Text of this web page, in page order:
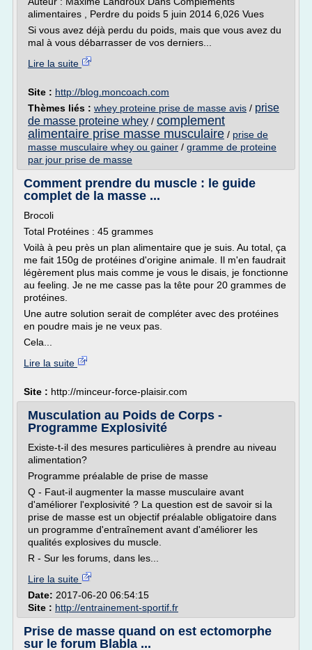
alimentaires , Perdre du poids 5 juin 2014 6,026 Vues
Si vous avez déjà perdu du poids, mais que vous avez du
mal à vous débarrasser de vos derniers...
Lire la suite
Site : http://blog.moncoach.com
Thèmes liés : whey proteine prise de masse avis / prise
de masse proteine whey / complement
alimentaire prise masse musculaire / prise de
masse musculaire whey ou gainer / gramme de proteine
par jour prise de masse
Comment prendre du muscle : le guide
complet de la masse ...
Brocoli
Total Protéines : 45 grammes
Voilà à peu près un plan alimentaire que je suis. Au total, ça
me fait 150g de protéines d'origine animale. Il m'en faudrait
légèrement plus mais comme je vous le disais, je fonctionne
au feeling. Je ne me casse pas la tête pour 20 grammes de
protéines.
Une autre solution serait de compléter avec des protéines
en poudre mais je ne veux pas.
Cela...
Lire la suite
Site : http://minceur-force-plaisir.com
Musculation au Poids de Corps -
Programme Explosivité
Existe-t-il des mesures particulières à prendre au niveau
alimentation?
Programme préalable de prise de masse
Q - Faut-il augmenter la masse musculaire avant
d'améliorer l'explosivité ? La question est de savoir si la
prise de masse est un objectif préalable obligatoire dans
un programme d'entraînement avant d'améliorer les
qualités explosives du muscle.
R - Sur les forums, dans les...
Lire la suite
Date: 2017-06-20 06:54:15
Site : http://entrainement-sportif.fr
Prise de masse quand on est ectomorphe
sur le forum Blabla ...